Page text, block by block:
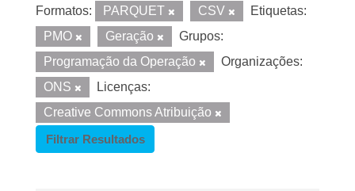
Formatos: PARQUET CSV
Etiquetas:
PMO
Geração
Grupos:
Programação da Operação
Organizações:
ONS
Licenças:
Creative Commons Atribuição
Filtrar Resultados